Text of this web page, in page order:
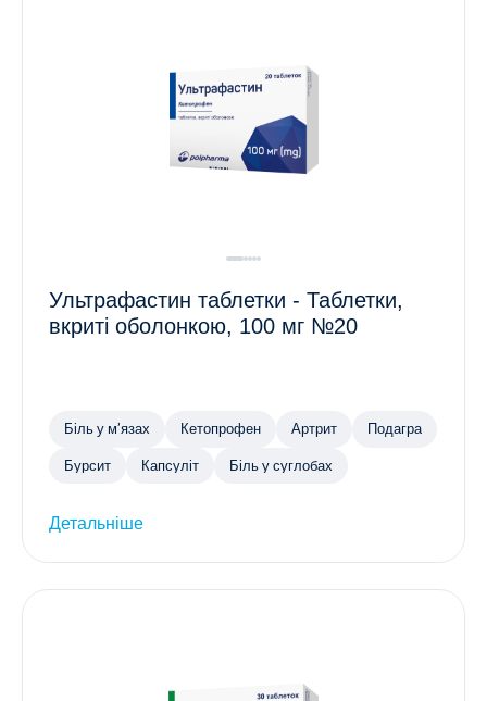
Ультрафастин таблетки - Таблетки,
вкриті оболонкою, 100 мг №20
Біль у м’язах Кетопрофен Артрит Подагра
Бурсит Капсуліт Біль у суглобах
Детальніше